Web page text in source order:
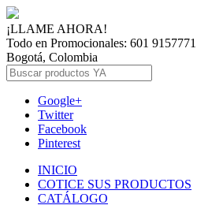
¡LLAME AHORA!
Todo en Promocionales: 601 9157771
Bogotá, Colombia
Google+
Twitter
Facebook
Pinterest
INICIO
COTICE SUS PRODUCTOS
CATÁLOGO